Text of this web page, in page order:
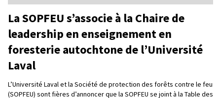
La SOPFEU s’associe à la Chaire de
leadership en enseignement en
foresterie autochtone de l’Université
Laval
L’Université Laval et la Société de protection des forêts contre le feu
(SOPFEU) sont fières d’annoncer que la SOPFEU se joint à la Table des